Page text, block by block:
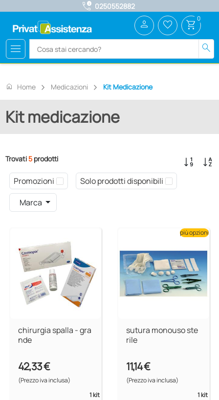
call_quality 0250552882
menu search
person favorite_border shopping_cart 0
home Home Medicazioni Kit Medicazione
Kit medicazione
Trovati5 prodotti
Promozioni
Solo prodotti disponibili
Marca
chirurgia spalla - gra
nde
42,33 €
(Prezzo iva inclusa)
1 kit
sutura monouso ste
rile
11,14 €
(Prezzo iva inclusa)
1 kit
più opzioni